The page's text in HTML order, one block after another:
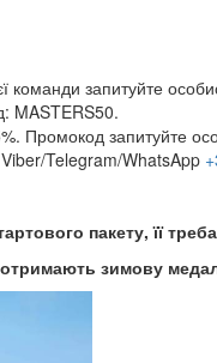
команди запитуйте
MASTERS50.
Промокод запитуйте
Telegram/WhatsApp
пакету, її
зимову